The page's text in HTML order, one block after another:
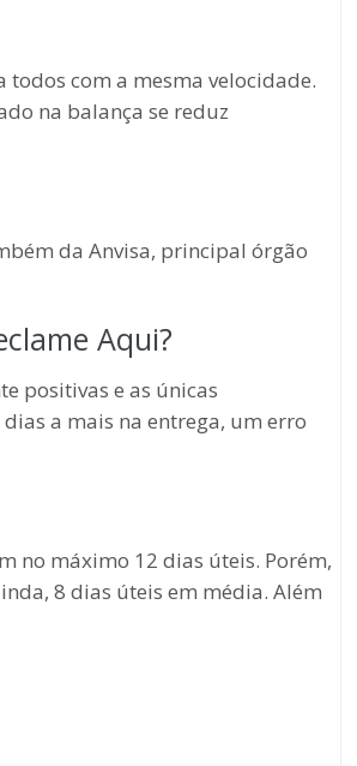
com a mesma velocidade.
na balança se reduz
da Anvisa, principal órgão
Aqui?
positivas e as únicas
a mais na entrega, um erro
no máximo 12 dias úteis. Porém,
8 dias úteis em média. Além